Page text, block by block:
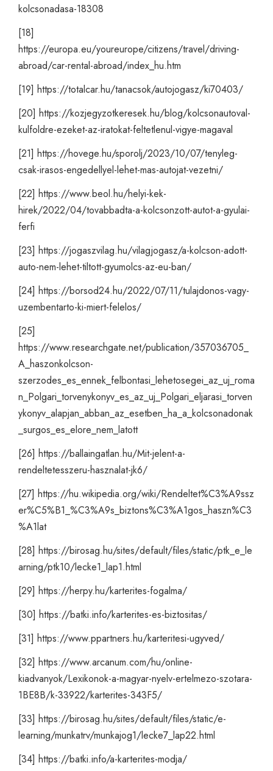
kolcsonadasa-18308
[18]
https://europa.eu/youreurope/citizens/travel/driving-
abroad/car-rental-abroad/index_hu.htm
[19] https://totalcar.hu/tanacsok/autojogasz/ki70403/
[20] https://kozjegyzotkeresek.hu/blog/kolcsonautoval-
kulfoldre-ezeket-az-iratokat-feltetlenul-vigye-magaval
[21] https://hovege.hu/sporolj/2023/10/07/tenyleg-
csak-irasos-engedellyel-lehet-mas-autojat-vezetni/
[22] https://www.beol.hu/helyi-kek-
hirek/2022/04/tovabbadta-a-kolcsonzott-autot-a-gyulai-
ferfi
[23] https://jogaszvilag.hu/vilagjogasz/a-kolcson-adott-
auto-nem-lehet-tiltott-gyumolcs-az-eu-ban/
[24] https://borsod24.hu/2022/07/11/tulajdonos-vagy-
uzembentarto-ki-miert-felelos/
[25]
https://www.researchgate.net/publication/357036705_
A_haszonkolcson-
szerzodes_es_ennek_felbontasi_lehetosegei_az_uj_roma
n_Polgari_torvenykonyv_es_az_uj_Polgari_eljarasi_torven
ykonyv_alapjan_abban_az_esetben_ha_a_kolcsonadonak
_surgos_es_elore_nem_latott
[26] https://ballaingatlan.hu/Mit-jelent-a-
rendeltetesszeru-hasznalat-jk6/
[27] https://hu.wikipedia.org/wiki/Rendeltet%C3%A9ssz
er%C5%B1_%C3%A9s_biztons%C3%A1gos_haszn%C3
%A1lat
[28] https://birosag.hu/sites/default/files/static/ptk_e_le
arning/ptk10/lecke1_lap1.html
[29] https://herpy.hu/karterites-fogalma/
[30] https://batki.info/karterites-es-biztositas/
[31] https://www.ppartners.hu/karteritesi-ugyved/
[32] https://www.arcanum.com/hu/online-
kiadvanyok/Lexikonok-a-magyar-nyelv-ertelmezo-szotara-
1BE8B/k-33922/karterites-343F5/
[33] https://birosag.hu/sites/default/files/static/e-
learning/munkatrv/munkajog1/lecke7_lap22.html
[34] https://batki.info/a-karterites-modja/